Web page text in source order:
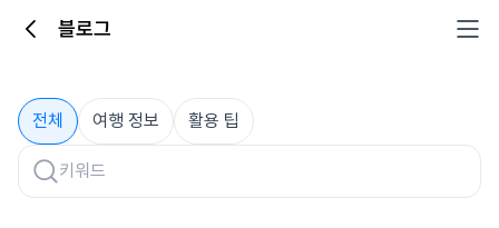
블로그
블로그
전체 여행 정보 활용 팁